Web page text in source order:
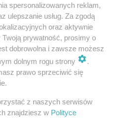
spersonalizowanych reklam,
ulepszanie usług. Za zgodą
oraz aktywnie
prywatność, prosimy o
dobrowolna i zawsze możesz
dolnym rogu strony
.
prawo sprzeciwić się
z naszych serwisów
znajdziesz w Polityce